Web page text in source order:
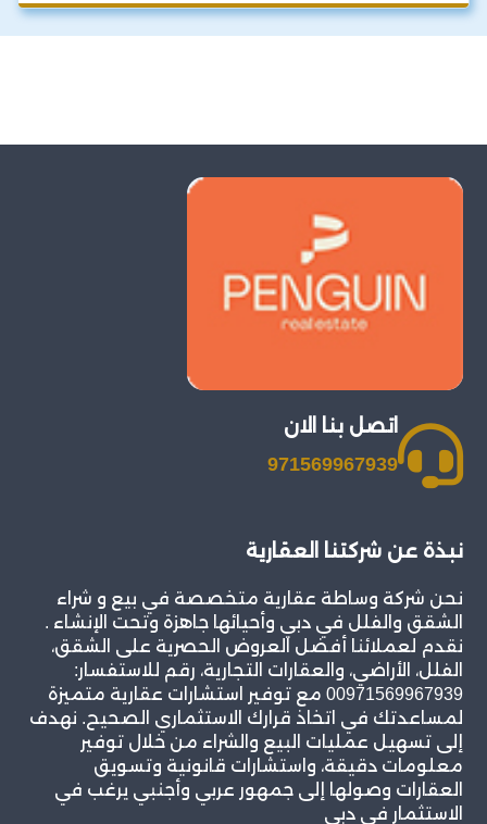
اتصل بنا الان
971569967939
نبذة عن شركتنا العقارية
نحن شركة وساطة عقارية متخصصة في بيع و شراء
الشقق والفلل في دبي وأحيائها جاهزة وتحت الإنشاء .
نقدم لعملائنا أفضل العروض الحصرية على الشقق،
الفلل، الأراضي، والعقارات التجارية، رقم للاستفسار:
00971569967939 مع توفير استشارات عقارية متميزة
لمساعدتك في اتخاذ قرارك الاستثماري الصحيح. نهدف
إلى تسهيل عمليات البيع والشراء من خلال توفير
معلومات دقيقة، واستشارات قانونية وتسويق
العقارات وصولها إلى جمهور عربي وأجنبي يرغب في
الاستثمار في دبي